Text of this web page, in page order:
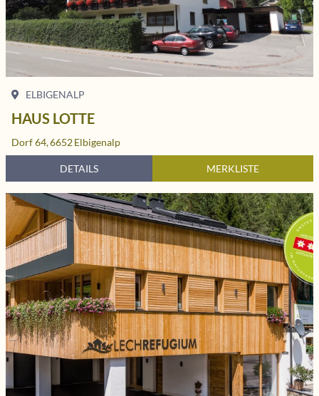
ELBIGENALP
HAUS LOTTE
Dorf 64,6652Elbigenalp
DETAILS MERKLISTE